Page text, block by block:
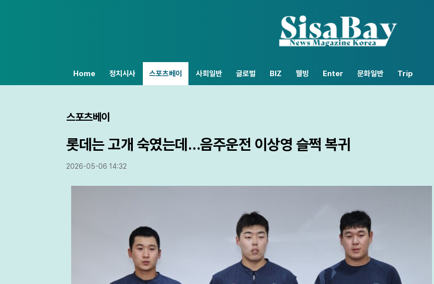
Home 정치시사 스포츠베이 사회일반 글로벌 BIZ 웰빙 Enter 문화일반 Trip
스포츠베이
롯데는 고개 숙였는데…음주운전 이상영 슬쩍 복귀
2026-05-06 14:32